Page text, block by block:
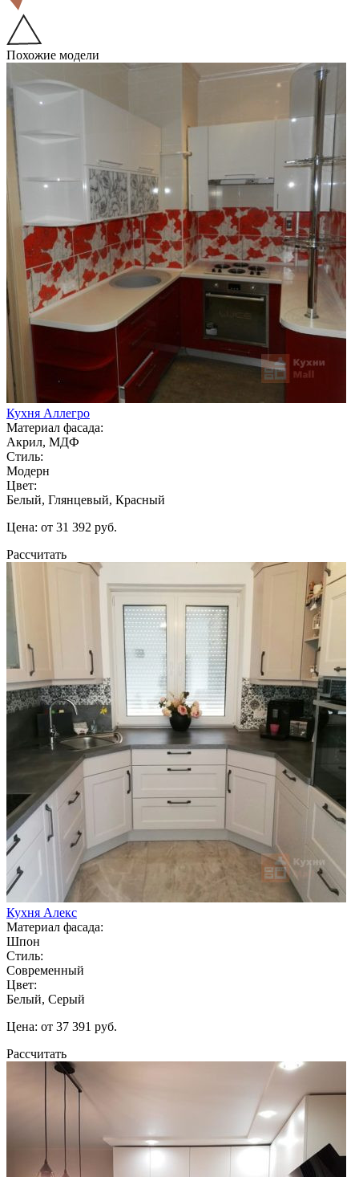
Похожие модели
Кухня Аллегро
Материал фасада:
Акрил, МДФ
Стиль:
Модерн
Цвет:
Белый, Глянцевый, Красный
Цена: от 31 392 руб.
Рассчитать
Кухня Алекс
Материал фасада:
Шпон
Стиль:
Современный
Цвет:
Белый, Серый
Цена: от 37 391 руб.
Рассчитать